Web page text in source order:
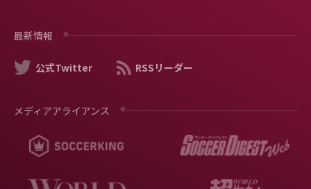
最新情報
公式Twitter RSSリーダー
メディアアライアンス